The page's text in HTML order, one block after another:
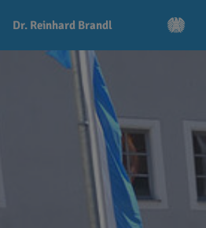
Dr. Reinhard Brandl